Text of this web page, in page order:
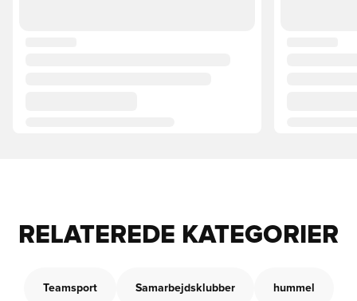
RELATEREDE KATEGORIER
Teamsport Samarbejdsklubber hummel